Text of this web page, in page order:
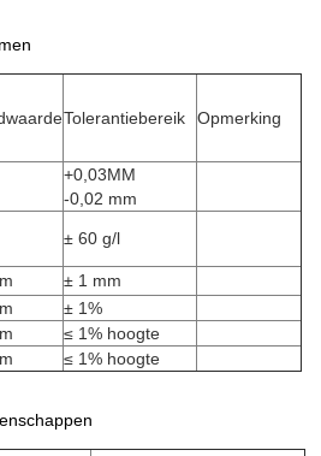
Tolerantiebereik Opmerking
+0,03MM
-0,02 mm
± 60 g/l
± 1 mm
± 1%
≤ 1% hoogte
≤ 1% hoogte